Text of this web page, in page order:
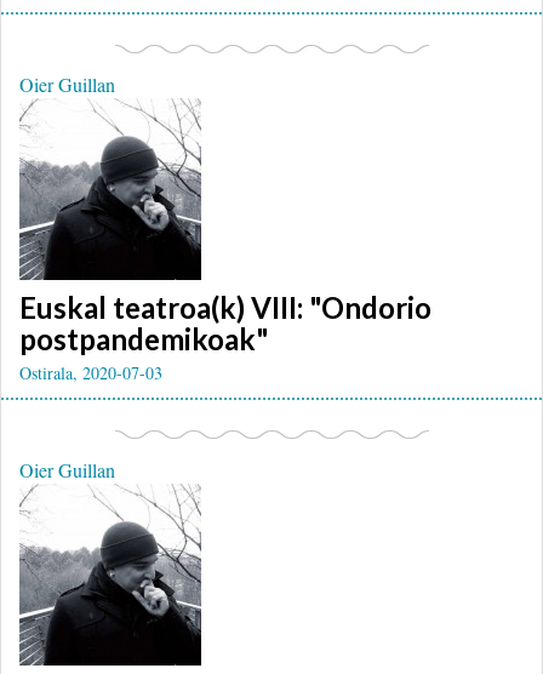
Oier Guillan
Euskal teatroa(k) VIII: "Ondorio
postpandemikoak"
Ostirala, 2020-07-03
Oier Guillan